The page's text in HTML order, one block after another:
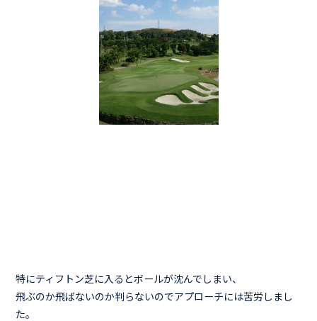
特にティフトン芝に入るとボールが沈んでしまい、
飛ぶのか飛ばないのか判らないのでアプローチには苦労しまし
た。